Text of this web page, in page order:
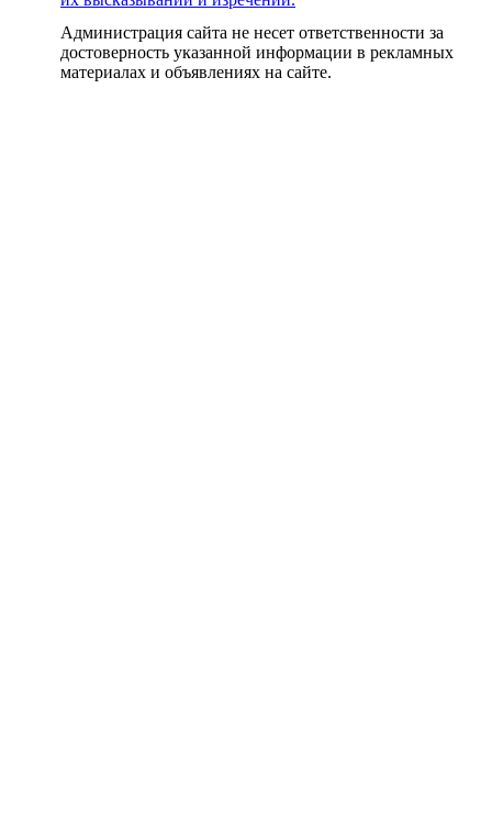
Администрация сайта не несет ответственности за
достоверность указанной информации в рекламных
материалах и объявлениях на сайте.